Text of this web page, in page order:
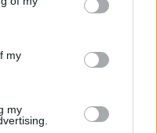
my
my
wenn Diesel die
der
nun zehn Jahren
Muster auf den
die bewusst
Formen auf – selbst